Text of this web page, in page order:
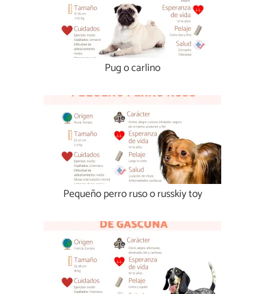
Pug o carlino
Pequeño perro ruso o russkiy toy